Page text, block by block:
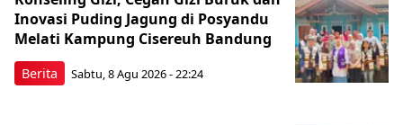
Berita
Inovasi Puding Jagung di Posyandu
Melati Kampung Cisereuh Bandung
Sabtu, 8 Agu 2026 - 22:24